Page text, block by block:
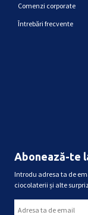
Comenzi corporate
Întrebări frecvente
Abonează-te
Introdu adresa ta de
ciocolaterii și alte